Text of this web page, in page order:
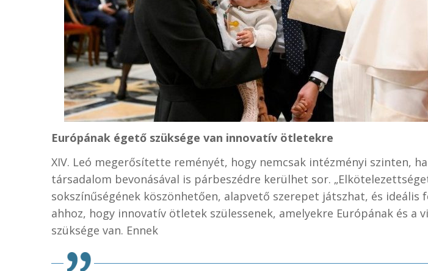
Európának égető szüksége van innovatív ötletekre
XIV. Leó megerősítette reményét, hogy nemcsak intézményi szinten,
társadalom bevonásával is párbeszédre kerülhet sor.
sokszínűségének köszönhetően, alapvető szerepet játszhat, és ideális
ahhoz, hogy innovatív ötletek szülessenek, amelyekre Európának és a
szüksége van. Ennek